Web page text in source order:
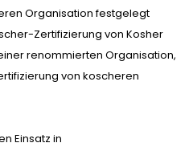
Organisation festgelegt
Zertifizierung von Kosher
renommierten Organisation,
von koscheren
Einsatz in